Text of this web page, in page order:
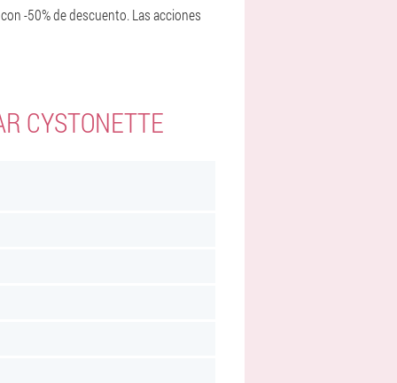
-50% de descuento. Las acciones
CYSTONETTE